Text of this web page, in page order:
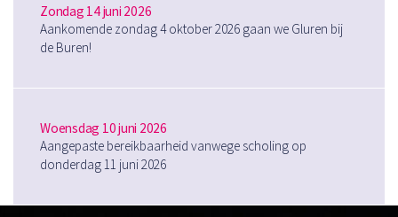
Zondag 14 juni 2026
Aankomende zondag 4 oktober 2026 gaan we Gluren bij
de Buren!
Woensdag 10 juni 2026
Aangepaste bereikbaarheid vanwege scholing op
donderdag 11 juni 2026